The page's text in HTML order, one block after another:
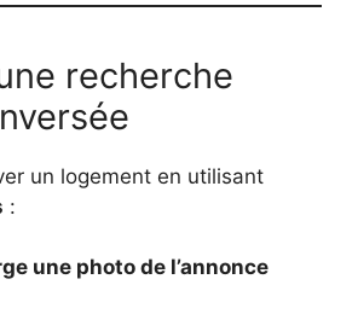
recherche
un logement en utilisant
:
une photo de l’annonce